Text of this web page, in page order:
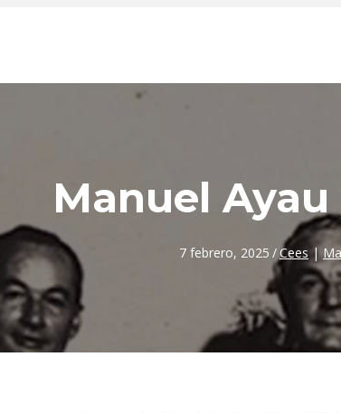
Manuel
7 febrero, 2025 /Cees |